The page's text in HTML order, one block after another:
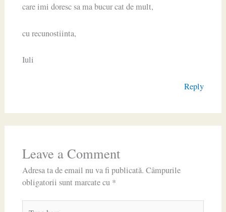
care imi doresc sa ma bucur cat de mult,
cu recunostiinta,
Iuli
Reply
Leave a Comment
Adresa ta de email nu va fi publicată. Câmpurile
obligatorii sunt marcate cu *